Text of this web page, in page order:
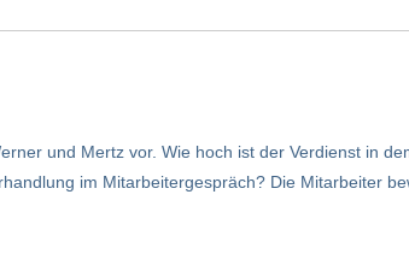
und Mertz vor. Wie hoch ist der Verdienst in
im Mitarbeitergespräch? Die Mitarbeiter